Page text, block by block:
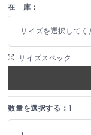
在 庫：
サイズを選択してく
サイズスペック
数量を選択する： 1